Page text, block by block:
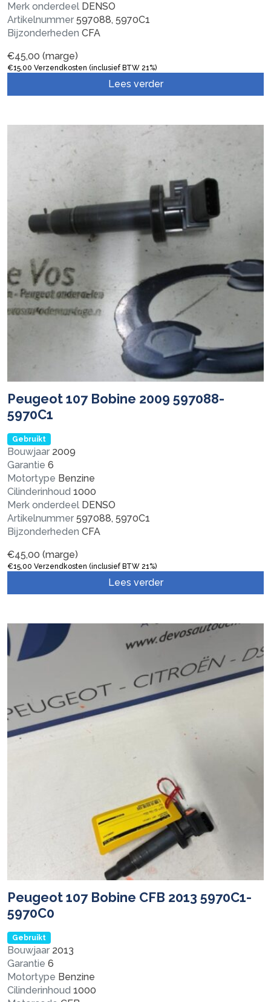
Merk onderdeel DENSO
Artikelnummer 597088, 5970C1
Bijzonderheden CFA
€45,00 (marge)
€15,00 Verzendkosten (inclusief BTW 21%)
Lees verder
Peugeot 107 Bobine 2009 597088-
5970C1
Gebruikt
Bouwjaar 2009
Garantie 6
Motortype Benzine
Cilinderinhoud 1000
Merk onderdeel DENSO
Artikelnummer 597088, 5970C1
Bijzonderheden CFA
€45,00 (marge)
€15,00 Verzendkosten (inclusief BTW 21%)
Lees verder
Peugeot 107 Bobine CFB 2013 5970C1-
5970C0
Gebruikt
Bouwjaar 2013
Garantie 6
Motortype Benzine
Cilinderinhoud 1000